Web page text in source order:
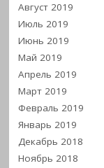
Август 2019
Июль 2019
Июнь 2019
Май 2019
Апрель 2019
Март 2019
Февраль 2019
Январь 2019
Декабрь 2018
Ноябрь 2018